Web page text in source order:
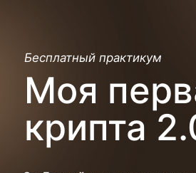
Моя первая
крипта 2.0
За 5 дней вы откроете кошелек, купите
свою первую стабильную крипту
и заработаете на ней